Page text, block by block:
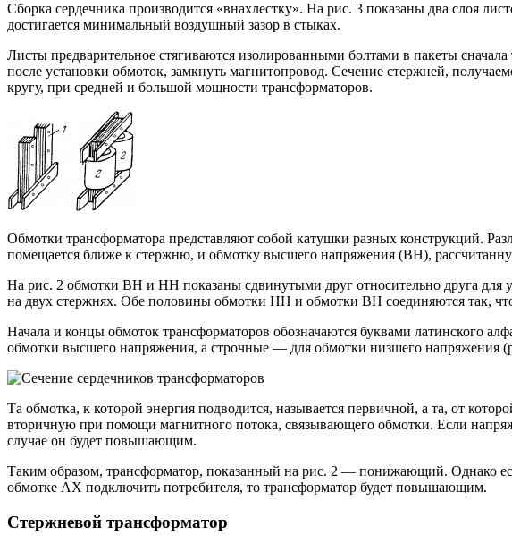
Сборка сердечника производится «внахлестку». На рис. 3 показаны два слоя
достигается минимальный воздушный зазор в стыках.
Листы предварительное стягиваются изолированными болтами в пакеты
после установки обмоток, замкнуть магнитопровод. Сечение стержней,
кругу, при средней и большой мощности трансформаторов.
Обмотки трансформатора представляют собой катушки разных конструкций.
помещается ближе к стержню, и обмотку высшего напряжения (ВН),
На рис. 2 обмотки ВН и НН показаны сдвинутыми друг относительно друга для
на двух стержнях. Обе половины обмотки НН и обмотки ВН соединяются так,
Начала и концы обмоток трансформаторов обозначаются буквами латинского
обмотки высшего напряжения, а строчные — для обмотки низшего напряжения
Та обмотка, к которой энергия подводится, называется первичной, а та, от
вторичную при помощи магнитного потока, связывающего обмотки. Если
случае он будет повышающим.
Таким образом, трансформатор, показанный на рис. 2 — понижающий. Однако
обмотке АХ подключить потребителя, то трансформатор будет повышающим.
Стержневой трансформатор